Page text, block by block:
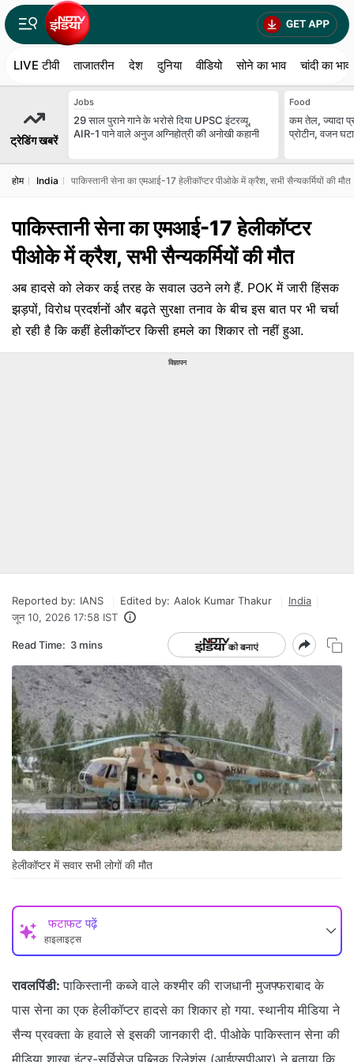
LIVE टीवी ताजातरीन देश दुनिया वीडियो सोने का भाव चांदी का भाव
ट्रेडिंग खबरें
Jobs
29 साल पुराने गाने के भरोसे दिया UPSC इंटरव्यू,
AIR-1 पाने वाले अनुज अग्निहोत्री की अनोखी कहानी
Food
कम तेल, ज्यादा
प्रोटीन, वजन
होम India पाकिस्तानी सेना का एमआई-17 हेलीकॉप्टर पीओके में क्रैश, सभी सैन्यकर्मियों की मौत
पाकिस्तानी सेना का एमआई-17 हेलीकॉप्टर
पीओके में क्रैश, सभी सैन्यकर्मियों की मौत
अब हादसे को लेकर कई तरह के सवाल उठने लगे हैं. POK में जारी हिंसक
झड़पों, विरोध प्रदर्शनों और बढ़ते सुरक्षा तनाव के बीच इस बात पर भी चर्चा
हो रही है कि कहीं हेलीकॉप्टर किसी हमले का शिकार तो नहीं हुआ.
विज्ञापन
Reported by: IANS Edited by: Aalok Kumar Thakur
India
जून 10, 2026 17:58 IST
Read Time: 3 mins
हेलीकॉप्टर में सवार सभी लोगों की मौत
फटाफट पढ़ें
हाइलाइट्स
रावलपिंडी: पाकिस्तानी कब्जे वाले कश्मीर की राजधानी मुजफ्फराबाद के
पास सेना का एक हेलीकॉप्टर हादसे का शिकार हो गया. स्थानीय मीडिया ने
सैन्य प्रवक्ता के हवाले से इसकी जानकारी दी. पीओके पाकिस्तान सेना की